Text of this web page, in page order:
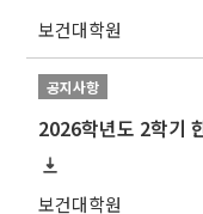
보건대학원
공지사항
보건대학원